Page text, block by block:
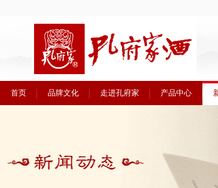
首页 品牌文化 走进孔府家 产品中心